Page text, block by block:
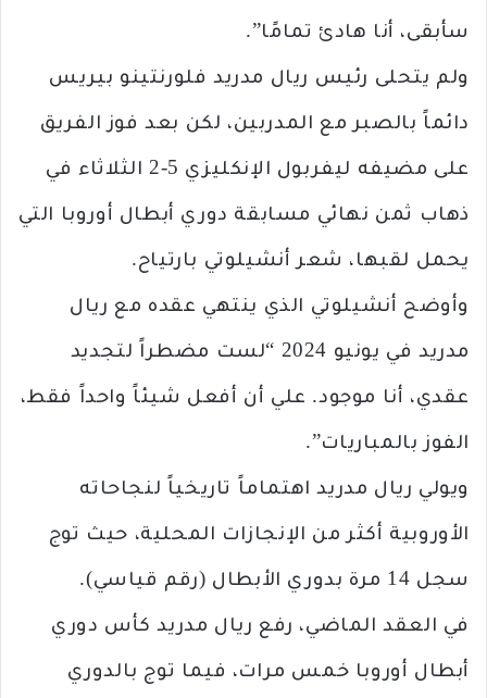
سأبقى، أنا هادئ تمامًا”.
ولم يتحلى رئيس ريال مدريد فلورنتينو بيريس
دائماً بالصبر مع المدربين، لكن بعد فوز الفريق
على مضيفه ليفربول الإنكليزي 5-2 الثلاثاء في
ذهاب ثمن نهائي مسابقة دوري أبطال أوروبا التي
يحمل لقبها، شعر أنشيلوتي بارتياح.
وأوضح أنشيلوتي الذي ينتهي عقده مع ريال
مدريد في يونيو 2024 “لست مضطراً لتجديد
عقدي، أنا موجود. علي أن أفعل شيئاً واحداً فقط،
الفوز بالمباريات”.
ويولي ريال مدريد اهتماماً تاريخياً لنجاحاته
الأوروبية أكثر من الإنجازات المحلية، حيث توج
سجل 14 مرة بدوري الأبطال (رقم قياسي).
في العقد الماضي، رفع ريال مدريد كأس دوري
أبطال أوروبا خمس مرات، فيما توج بالدوري